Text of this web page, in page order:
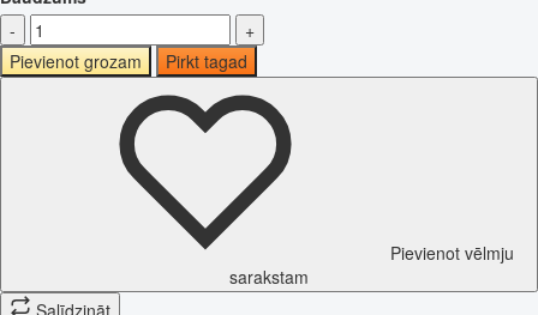
-
+
Pievienot grozam
Pirkt tagad
Pievienot vēlmju
sarakstam
Salīdzināt